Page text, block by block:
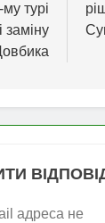
турі
заміну
адреса не